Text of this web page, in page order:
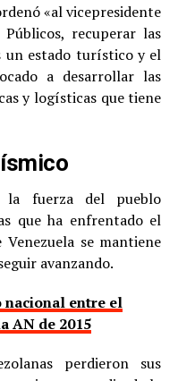
«al vicepresidente
recuperar las
un estado turístico y el
a desarrollar las
y logísticas que tiene
la fuerza del pueblo
que ha enfrentado el
se mantiene
avanzando.
entre el
AN de 2015
perdieron sus